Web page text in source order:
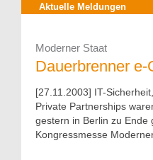
Aktuelle Meldungen
Moderner Staat
Dauerbrenner e-
[27.11.2003] IT-
Private Partnerships
gestern in Berlin zu Ende
Kongressmesse